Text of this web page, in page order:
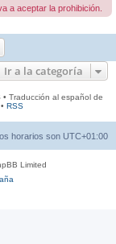
a aceptar la prohibición.
Ir a la categoría
• Traducción al español de
RSS
horarios son UTC+01:00
Limited